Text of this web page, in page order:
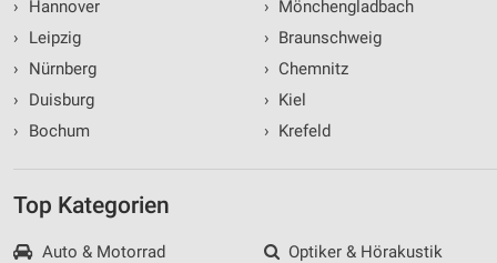
›
Hannover
›
Leipzig
›
Nürnberg
›
Duisburg
›
Bochum
› Mönchengladbach
› Braunschweig
› Chemnitz
› Kiel
› Krefeld
Top Kategorien
Auto & Motorrad
Optiker & Hörakustik